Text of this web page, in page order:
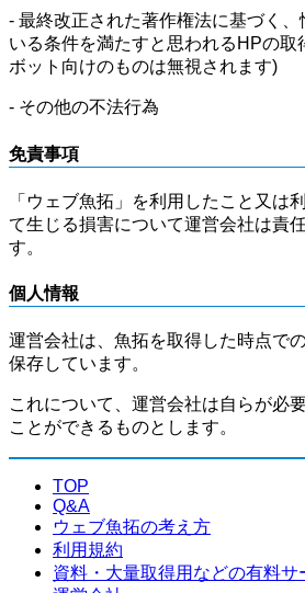
- 最終改正された著作権法に基づく
いる条件を満たすと思われるHPの取
ボット向けのものは無視されます)
- その他の不法行為
免責事項
「ウェブ魚拓」を利用したこと又は
て生じる損害について運営会社は責
す。
個人情報
運営会社は、魚拓を取得した時点で
保存しています。
これについて、運営会社は自らが必
ことができるものとします。
TOP
Q&A
ウェブ魚拓の考え方
利用規約
資料・大量取得用などの有料サ